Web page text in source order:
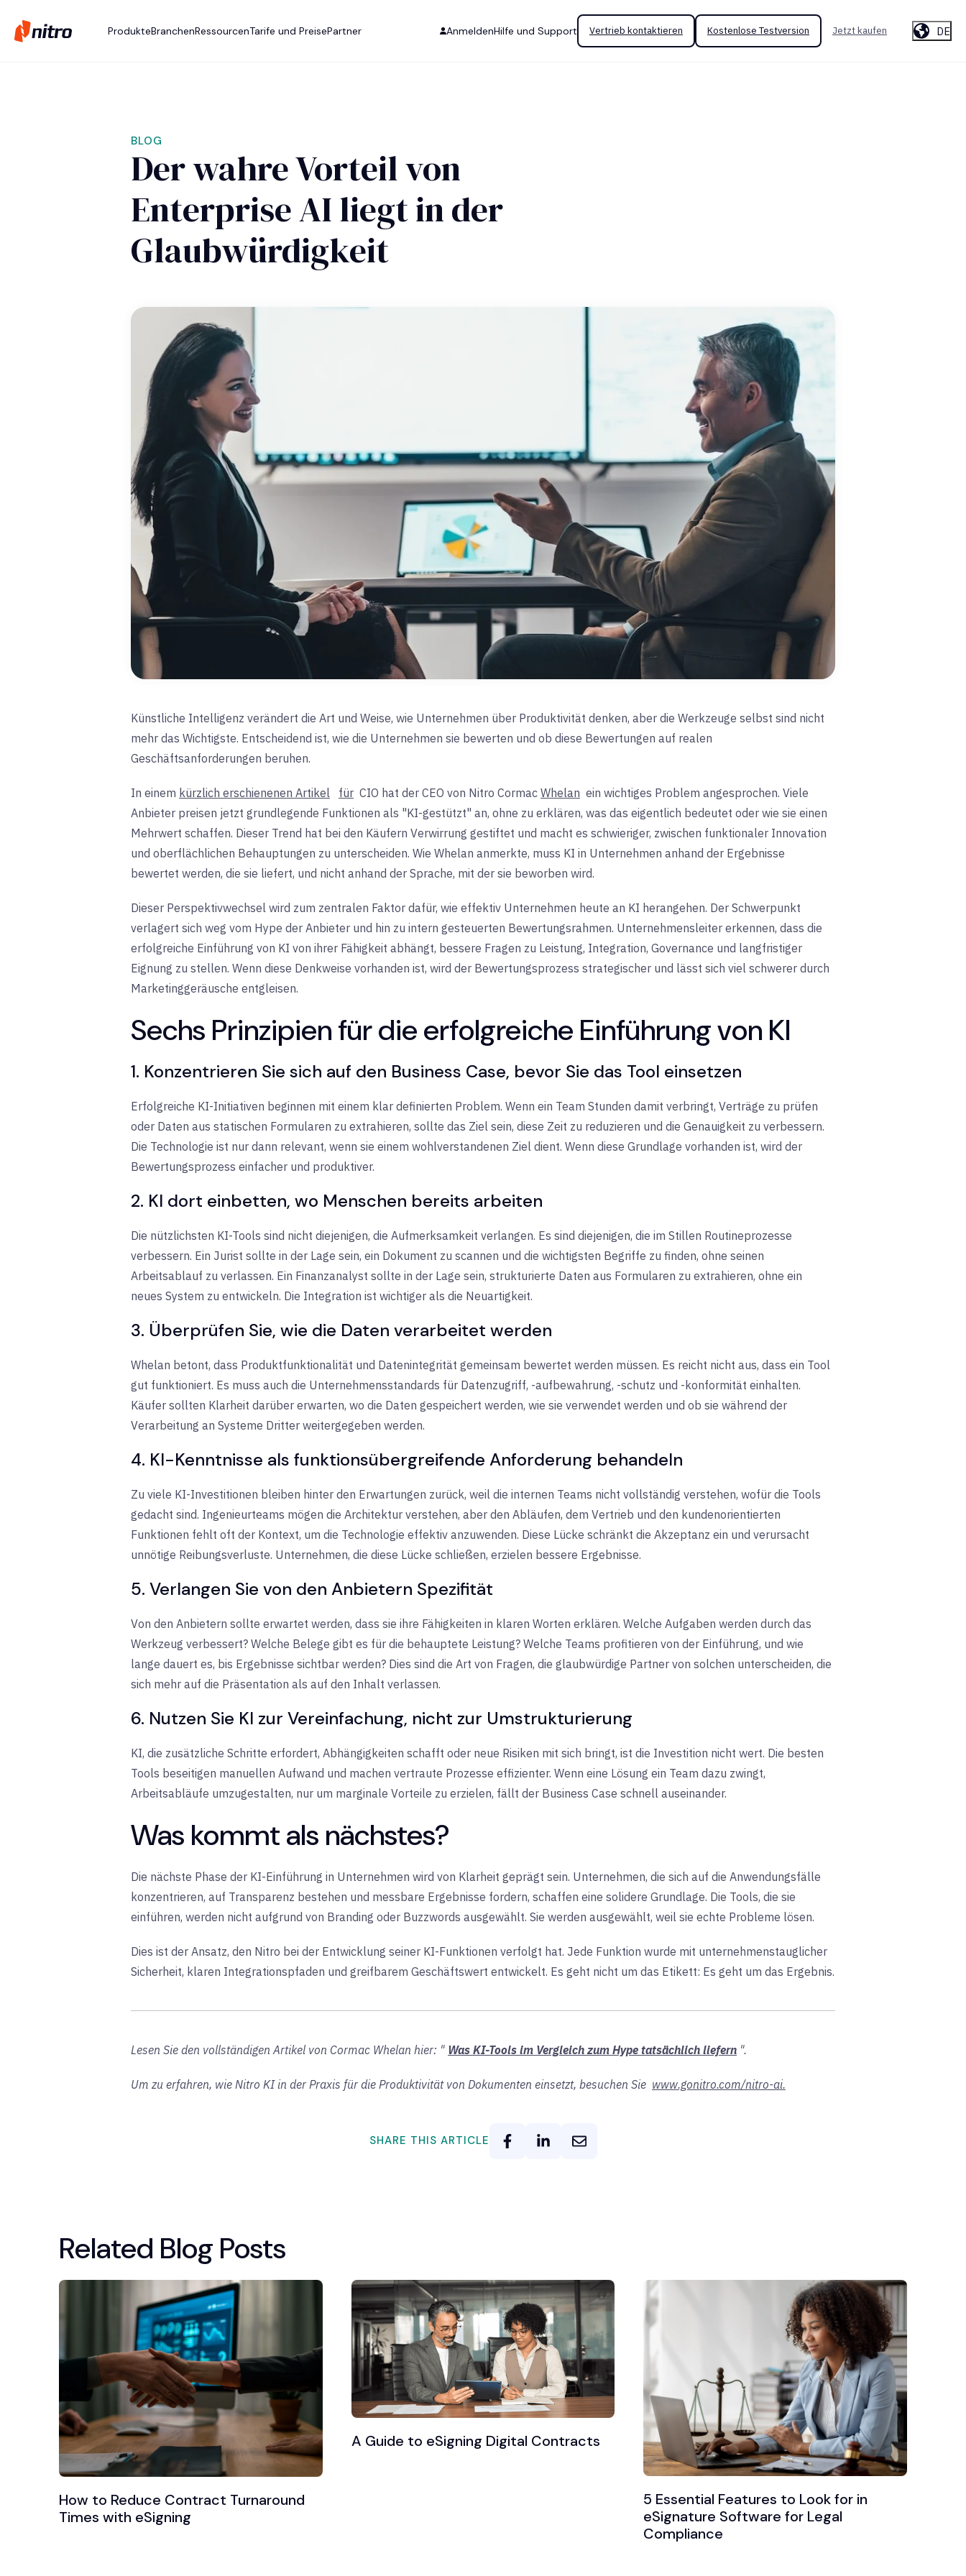
ProdukteBranchenRessourcenTarife und PreisePartner AnmeldenHilfe und Support Vertrieb kontaktieren Kostenlose Testversion Jetzt kaufen DE
BLOG
Der wahre Vorteil von
Enterprise AI liegt in der
Glaubwürdigkeit
Künstliche Intelligenz verändert die Art und Weise, wie Unternehmen über Produktivität denken, aber die Werkzeuge selbst sind nicht
mehr das Wichtigste. Entscheidend ist, wie die Unternehmen sie bewerten und ob diese Bewertungen auf realen
Geschäftsanforderungen beruhen.
In einem kürzlich erschienenen Artikel für CIO hat der CEO von Nitro Cormac Whelan ein wichtiges Problem angesprochen. Viele
Anbieter preisen jetzt grundlegende Funktionen als "KI-gestützt" an, ohne zu erklären, was das eigentlich bedeutet oder wie sie einen
Mehrwert schaffen. Dieser Trend hat bei den Käufern Verwirrung gestiftet und macht es schwieriger, zwischen funktionaler Innovation
und oberflächlichen Behauptungen zu unterscheiden. Wie Whelan anmerkte, muss KI in Unternehmen anhand der Ergebnisse
bewertet werden, die sie liefert, und nicht anhand der Sprache, mit der sie beworben wird.
Dieser Perspektivwechsel wird zum zentralen Faktor dafür, wie effektiv Unternehmen heute an KI herangehen. Der Schwerpunkt
verlagert sich weg vom Hype der Anbieter und hin zu intern gesteuerten Bewertungsrahmen. Unternehmensleiter erkennen, dass die
erfolgreiche Einführung von KI von ihrer Fähigkeit abhängt, bessere Fragen zu Leistung, Integration, Governance und langfristiger
Eignung zu stellen. Wenn diese Denkweise vorhanden ist, wird der Bewertungsprozess strategischer und lässt sich viel schwerer durch
Marketinggeräusche entgleisen.
Sechs Prinzipien für die erfolgreiche Einführung von KI
1. Konzentrieren Sie sich auf den Business Case, bevor Sie das Tool einsetzen
Erfolgreiche KI-Initiativen beginnen mit einem klar definierten Problem. Wenn ein Team Stunden damit verbringt, Verträge zu prüfen
oder Daten aus statischen Formularen zu extrahieren, sollte das Ziel sein, diese Zeit zu reduzieren und die Genauigkeit zu verbessern.
Die Technologie ist nur dann relevant, wenn sie einem wohlverstandenen Ziel dient. Wenn diese Grundlage vorhanden ist, wird der
Bewertungsprozess einfacher und produktiver.
2. KI dort einbetten, wo Menschen bereits arbeiten
Die nützlichsten KI-Tools sind nicht diejenigen, die Aufmerksamkeit verlangen. Es sind diejenigen, die im Stillen Routineprozesse
verbessern. Ein Jurist sollte in der Lage sein, ein Dokument zu scannen und die wichtigsten Begriffe zu finden, ohne seinen
Arbeitsablauf zu verlassen. Ein Finanzanalyst sollte in der Lage sein, strukturierte Daten aus Formularen zu extrahieren, ohne ein
neues System zu entwickeln. Die Integration ist wichtiger als die Neuartigkeit.
3. Überprüfen Sie, wie die Daten verarbeitet werden
Whelan betont, dass Produktfunktionalität und Datenintegrität gemeinsam bewertet werden müssen. Es reicht nicht aus, dass ein Tool
gut funktioniert. Es muss auch die Unternehmensstandards für Datenzugriff, -aufbewahrung, -schutz und -konformität einhalten.
Käufer sollten Klarheit darüber erwarten, wo die Daten gespeichert werden, wie sie verwendet werden und ob sie während der
Verarbeitung an Systeme Dritter weitergegeben werden.
4. KI-Kenntnisse als funktionsübergreifende Anforderung behandeln
Zu viele KI-Investitionen bleiben hinter den Erwartungen zurück, weil die internen Teams nicht vollständig verstehen, wofür die Tools
gedacht sind. Ingenieurteams mögen die Architektur verstehen, aber den Abläufen, dem Vertrieb und den kundenorientierten
Funktionen fehlt oft der Kontext, um die Technologie effektiv anzuwenden. Diese Lücke schränkt die Akzeptanz ein und verursacht
unnötige Reibungsverluste. Unternehmen, die diese Lücke schließen, erzielen bessere Ergebnisse.
5. Verlangen Sie von den Anbietern Spezifität
Von den Anbietern sollte erwartet werden, dass sie ihre Fähigkeiten in klaren Worten erklären. Welche Aufgaben werden durch das
Werkzeug verbessert? Welche Belege gibt es für die behauptete Leistung? Welche Teams profitieren von der Einführung, und wie
lange dauert es, bis Ergebnisse sichtbar werden? Dies sind die Art von Fragen, die glaubwürdige Partner von solchen unterscheiden, die
sich mehr auf die Präsentation als auf den Inhalt verlassen.
6. Nutzen Sie KI zur Vereinfachung, nicht zur Umstrukturierung
KI, die zusätzliche Schritte erfordert, Abhängigkeiten schafft oder neue Risiken mit sich bringt, ist die Investition nicht wert. Die besten
Tools beseitigen manuellen Aufwand und machen vertraute Prozesse effizienter. Wenn eine Lösung ein Team dazu zwingt,
Arbeitsabläufe umzugestalten, nur um marginale Vorteile zu erzielen, fällt der Business Case schnell auseinander.
Was kommt als nächstes?
Die nächste Phase der KI-Einführung in Unternehmen wird von Klarheit geprägt sein. Unternehmen, die sich auf die Anwendungsfälle
konzentrieren, auf Transparenz bestehen und messbare Ergebnisse fordern, schaffen eine solidere Grundlage. Die Tools, die sie
einführen, werden nicht aufgrund von Branding oder Buzzwords ausgewählt. Sie werden ausgewählt, weil sie echte Probleme lösen.
Dies ist der Ansatz, den Nitro bei der Entwicklung seiner KI-Funktionen verfolgt hat. Jede Funktion wurde mit unternehmenstauglicher
Sicherheit, klaren Integrationspfaden und greifbarem Geschäftswert entwickelt. Es geht nicht um das Etikett: Es geht um das Ergebnis.
Lesen Sie den vollständigen Artikel von Cormac Whelan hier: " Was KI-Tools im Vergleich zum Hype tatsächlich liefern ".
Um zu erfahren, wie Nitro KI in der Praxis für die Produktivität von Dokumenten einsetzt, besuchen Sie www.gonitro.com/nitro-ai.
SHARE THIS ARTICLE
Related Blog Posts
How to Reduce Contract Turnaround
Times with eSigning
A Guide to eSigning Digital Contracts
5 Essential Features to Look for in
eSignature Software for Legal
Compliance